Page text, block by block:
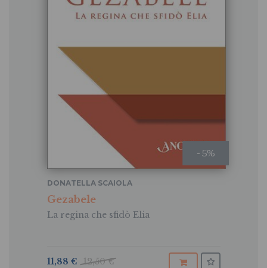
- 5%
Gezabele
La regina che sfidò Elia
DONATELLA SCAIOLA
12,50 €
11,88 €